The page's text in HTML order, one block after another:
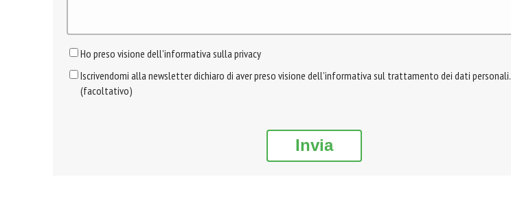
Ho preso visione dell'informativa sulla privacy
Iscrivendomi alla newsletter dichiaro di aver preso visione dell'informativa sul trattamento dei dati personali.
(facoltativo)
Invia